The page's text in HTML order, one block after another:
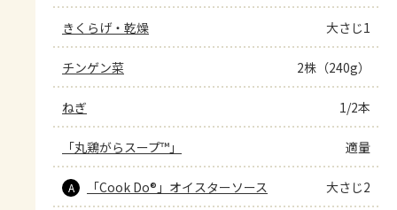
きくらげ・乾燥 大さじ1
チンゲン菜 2株（240g）
ねぎ 1/2本
「丸鶏がらスープ™」 適量
A 「Cook Do®」オイスターソース 大さじ2